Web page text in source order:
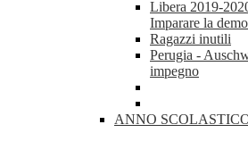
Libera 2019-
Imparare la
Ragazzi inutili
Perugia -
impegno
ANNO